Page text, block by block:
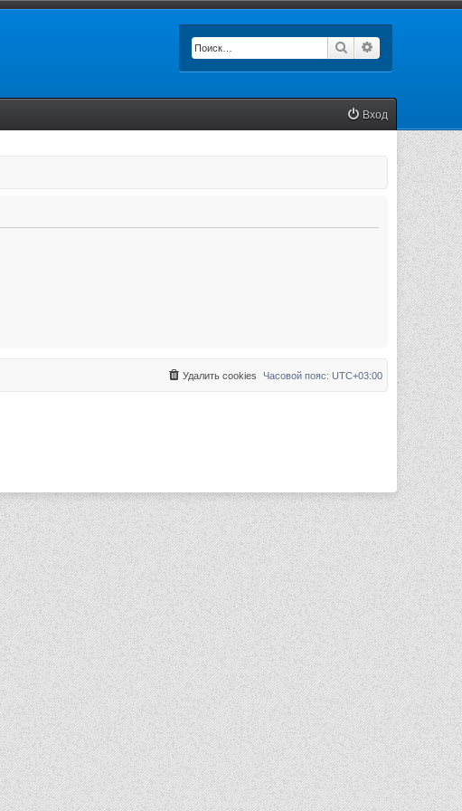
Поиск
Вход
Часовой пояс: UTC+03:00
Удалить cookies